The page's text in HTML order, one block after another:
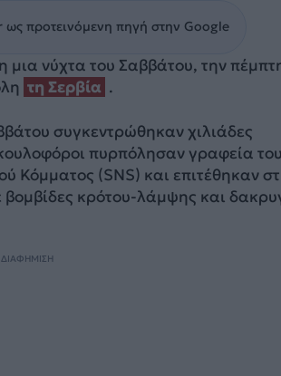
προτεινόμενη πηγή στην Google
μια νύχτα του Σαββάτου, την
τη Σερβία .
συγκεντρώθηκαν χιλιάδες
πυρπόλησαν γραφεία
Κόμματος (SNS) και επιτέθηκαν
κρότου-λάμψης και
ΔΙΑΦΗΜΙΣΗ